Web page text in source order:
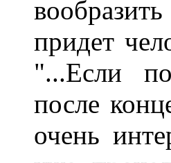
придет
"...Если
после
очень